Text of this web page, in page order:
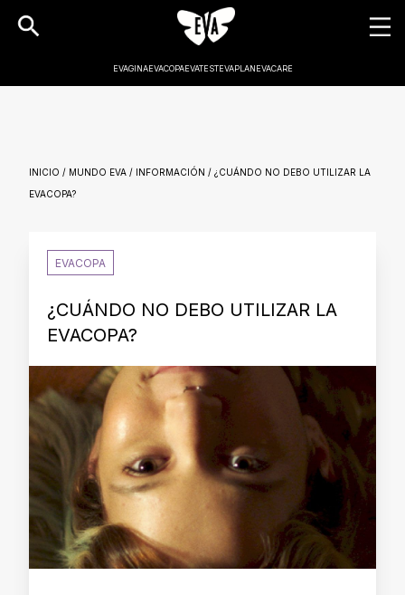
EVAGINAEVACOPAEVATESTEVAPLANEVACARE
INICIO / MUNDO EVA / INFORMACIÓN / ¿CUÁNDO NO DEBO UTILIZAR LA
EVACOPA?
EVACOPA
¿CUÁNDO NO DEBO UTILIZAR LA
EVACOPA?